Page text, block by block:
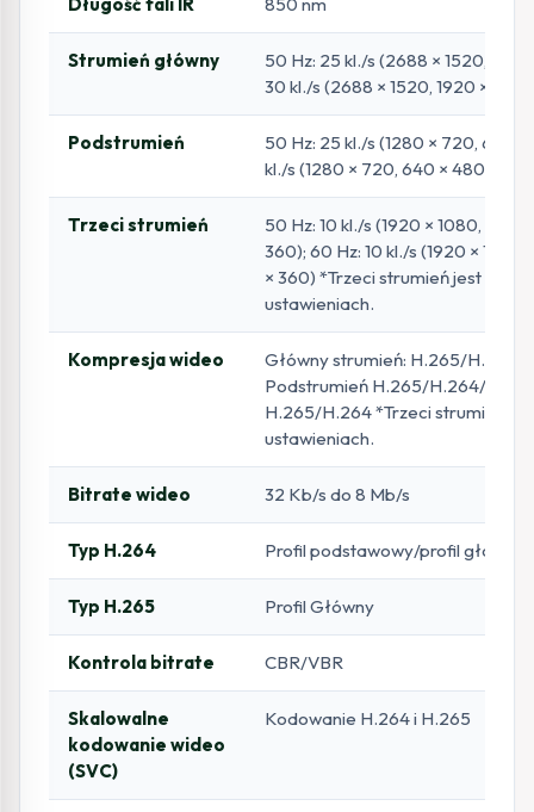
Strumień główny
50 Hz: 25 kl./s (2688 × 1520,
30 kl./s (2688 × 1520, 1920 ×
Podstrumień
50 Hz: 25 kl./s (1280 × 720, 640
kl./s (1280 × 720, 640 × 480, 640
Trzeci strumień
50 Hz: 10 kl./s (1920 × 1080,
360); 60 Hz: 10 kl./s (1920 ×
× 360) *Trzeci strumień jest
ustawieniach.
Kompresja wideo
Główny strumień: H.265/H.264/
Podstrumień H.265/H.264/
H.265/H.264 *Trzeci strumień
ustawieniach.
Bitrate wideo 32 Kb/s do 8 Mb/s
Typ H.264 Profil podstawowy/profil
Typ H.265 Profil Główny
Kontrola bitrate CBR/VBR
Skalowalne
kodowanie wideo
(SVC)
Kodowanie H.264 i H.265